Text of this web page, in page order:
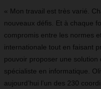
« Mon travail est très varié.
nouveaux défis. Et à chaque
compromis entre les normes
internationale tout en faisant
pouvoir proposer une
spécialiste en informatique.
aujourd’hui l’un des 230